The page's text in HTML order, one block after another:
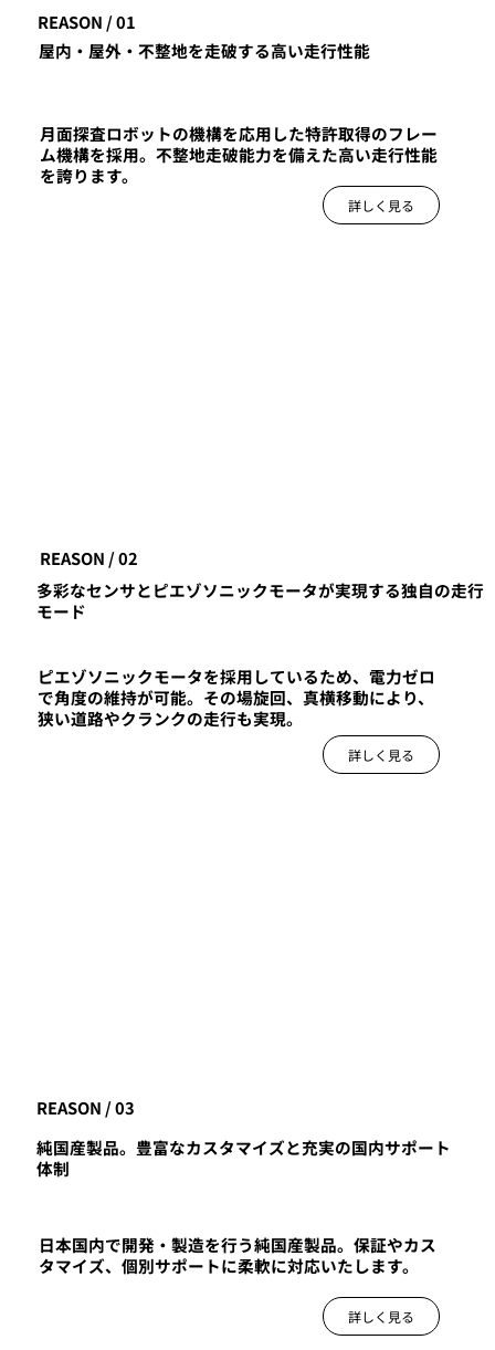
REASON / 01
屋内・屋外・不整地を走破する高い走行性能
月面探査ロボットの機構を応用した特許取得のフレー
ム機構を採用。不整地走破能力を備えた高い走行性能
を誇ります。
詳しく見る
REASON / 03
純国産製品。豊富なカスタマイズと充実の国内サポート
体制
日本国内で開発・製造を行う純国産製品。保証やカス
タマイズ、個別サポートに柔軟に対応いたします。
詳しく見る
REASON / 02
多彩なセンサとピエゾソニックモータが実現する独自の走行
モード
ピエゾソニックモータを採用しているため、電力ゼロ
で角度の維持が可能。その場旋回、真横移動により、
狭い道路やクランクの走行も実現。
詳しく見る